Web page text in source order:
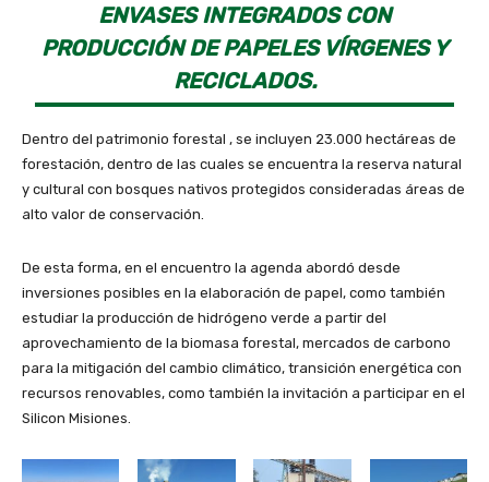
ENVASES INTEGRADOS CON
PRODUCCIÓN DE PAPELES VÍRGENES Y
RECICLADOS.
Dentro del patrimonio forestal , se incluyen 23.000 hectáreas de
forestación, dentro de las cuales se encuentra la reserva natural
y cultural con bosques nativos protegidos consideradas áreas de
alto valor de conservación.
De esta forma, en el encuentro la agenda abordó desde
inversiones posibles en la elaboración de papel, como también
estudiar la producción de hidrógeno verde a partir del
aprovechamiento de la biomasa forestal, mercados de carbono
para la mitigación del cambio climático, transición energética con
recursos renovables, como también la invitación a participar en el
Silicon Misiones.